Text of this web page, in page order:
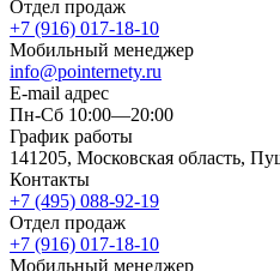
Отдел продаж
+7 (916) 017-18-10
Мобильный менеджер
info@pointernety.ru
E-mail адрес
Пн-Сб 10:00—20:00
График работы
141205, Московская область,
Контакты
+7 (495) 088-92-19
Отдел продаж
+7 (916) 017-18-10
Мобильный менеджер